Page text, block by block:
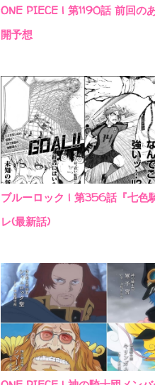
ONE PIECE | 第1190話 前回の
開予想
ブルーロック | 第356話『七色
レ(最新話)